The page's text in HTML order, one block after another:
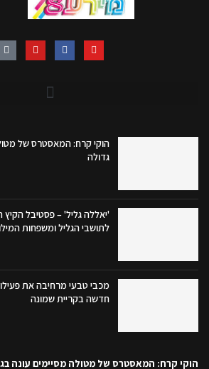
הוקי קרח: המאסטרס של
גדולה
'יאללה גליל' – פסטיבל
לתושבי הגליל ומשפחות
מכבי טבעי מרחיבה את
חדשה בקריית שמונה
הוקי קרח: המאסטרס של מטולה מסיימים עונה